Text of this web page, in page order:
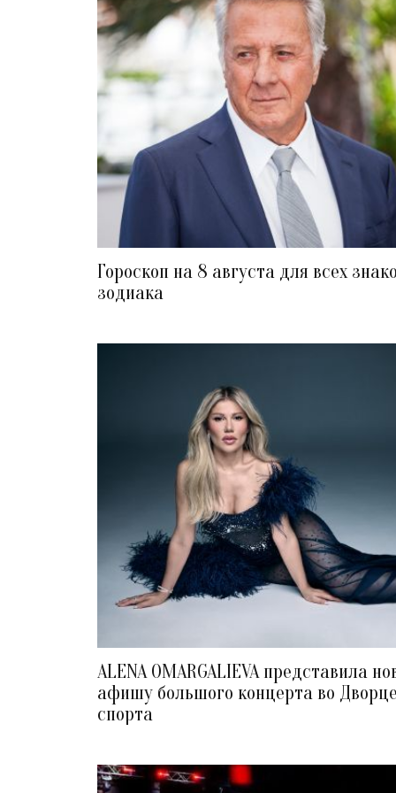
Гороскоп на 8 августа для всех
зодиака
ALENA OMARGALIEVA представила
афишу большого концерта во
спорта